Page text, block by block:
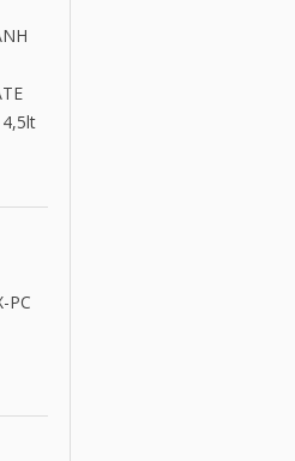
PC